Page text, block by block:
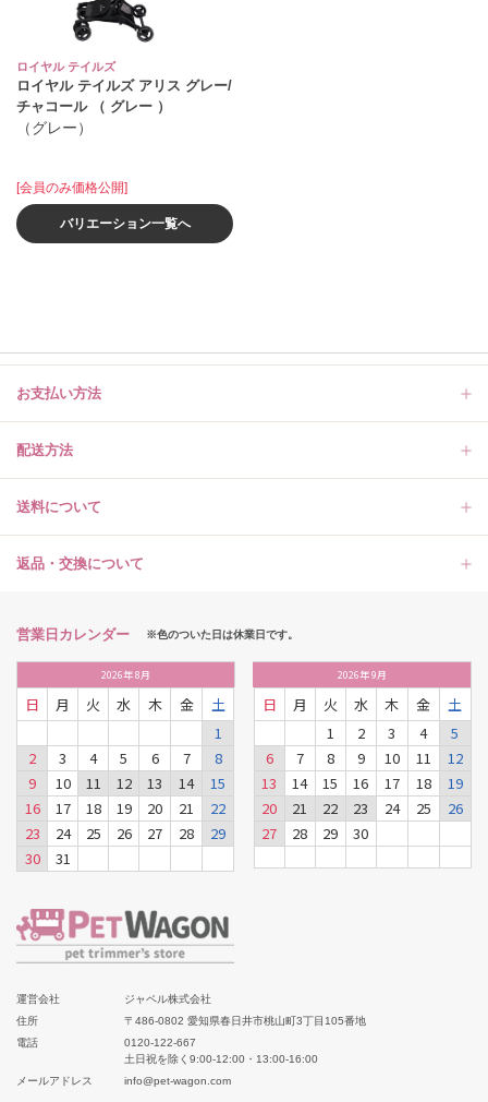
ロイヤル テイルズ
ロイヤル テイルズ アリス グレー/
チャコール （ グレー ）
（グレー）
[会員のみ価格公開]
バリエーション一覧へ
お支払い方法
配送方法
送料について
返品・交換について
営業日カレンダー ※色のついた日は休業日です。
2026年8月
日 月 火 水 木 金
土
1
2
3 4 5 6 7
8
9
10 11 12 13 14
15
16
17 18 19 20 21
22
23
24 25 26 27 28
29
30
31
2026年9月
日 月 火 水 木 金
土
1
2 3 4
5
6
7 8 9 10 11
12
13
14 15 16 17 18
19
20
21 22 23 24 25
26
27
28 29 30
運営会社
ジャペル株式会社
住所
〒486-0802 愛知県春日井市桃山町3丁目105番地
電話
0120-122-667
土日祝を除く9:00-12:00・13:00-16:00
メールアドレス
info@pet-wagon.com